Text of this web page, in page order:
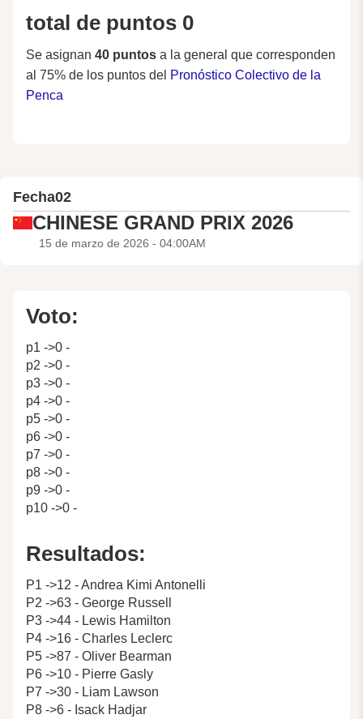
total de puntos 0
Se asignan 40 puntos a la general que corresponden
al 75% de los puntos del Pronóstico Colectivo de la
Penca
Fecha02
CHINESE GRAND PRIX 2026
15 de marzo de 2026 - 04:00AM
Voto:
p1 ->0 -
p2 ->0 -
p3 ->0 -
p4 ->0 -
p5 ->0 -
p6 ->0 -
p7 ->0 -
p8 ->0 -
p9 ->0 -
p10 ->0 -
Resultados:
P1 ->12 - Andrea Kimi Antonelli
P2 ->63 - George Russell
P3 ->44 - Lewis Hamilton
P4 ->16 - Charles Leclerc
P5 ->87 - Oliver Bearman
P6 ->10 - Pierre Gasly
P7 ->30 - Liam Lawson
P8 ->6 - Isack Hadjar